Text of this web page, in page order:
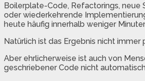
Boilerplate-Code, Refactorings, neue
oder wiederkehrende
heute häufig innerhalb weniger
Natürlich ist das Ergebnis nicht immer
Aber ehrlicherweise ist auch von
geschriebener Code nicht